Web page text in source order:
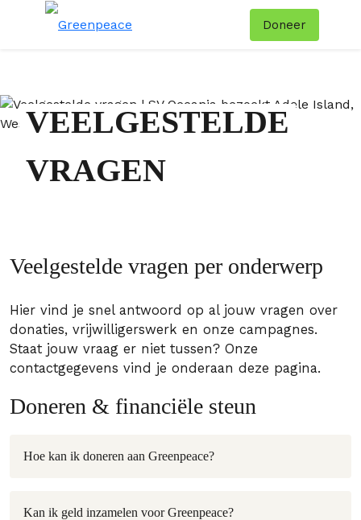
Doneer
VEELGESTELDE
VRAGEN
Veelgestelde vragen per onderwerp
Hier vind je snel antwoord op al jouw vragen over
donaties, vrijwilligerswerk en onze campagnes.
Staat jouw vraag er niet tussen? Onze
contactgegevens vind je onderaan deze pagina.
Doneren & financiële steun
Hoe kan ik doneren aan Greenpeace?
Kan ik geld inzamelen voor Greenpeace?